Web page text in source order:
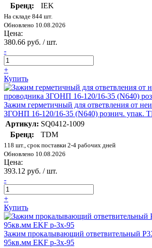
Бренд:
IEK
На складе 844 шт.
Обновлено 10.08.2026
Цена:
380.66 руб. / шт.
-
+
Купить
Зажим герметичный для ответвления от
ЗГОНП 16-120/16-35 (N640) рознич. упак.
Артикул: SQ0412-1009
Бренд:
TDM
118 шт., срок поставки 2-4 рабочих дней
Обновлено 10.08.2026
Цена:
393.12 руб. / шт.
-
+
Купить
Зажим прокалывающий ответвительный
95кв.мм EKF p-3x-95